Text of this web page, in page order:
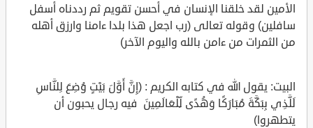
الأمين لقد خلقنا الإنسان في أحسن تقويم ثم رددناه أسفل
سافلين) وقوله تعالى (رب اجعل هذا بلدا ءامنا وارزق أهله
من الثمرات من ءامن بالله واليوم الآخر)
البيت: يقول الله في كتابه الكريم : (إِنَّ أَوَّلَ بَيْتٍ وُضِعَ لِلنَّاسِ
لَلَّذِي بِبَكَّةَ مُبَارَكًا وَهُدًى لِّلْعَالَمِينَ فيه رجال يحبون أن
يتطهروا)